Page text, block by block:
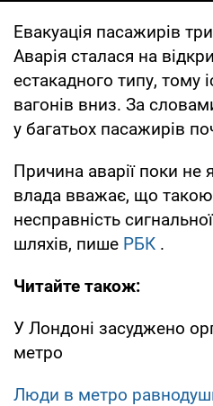
Евакуація пасажирів
Аварія сталася на
естакадного типу, тому
вагонів вниз. За
у багатьох пасажирів
Причина аварії поки не
влада вважає, що
несправність
шляхів, пише РБК .
Читайте також:
У Лондоні засуджено
метро
Люди в метро